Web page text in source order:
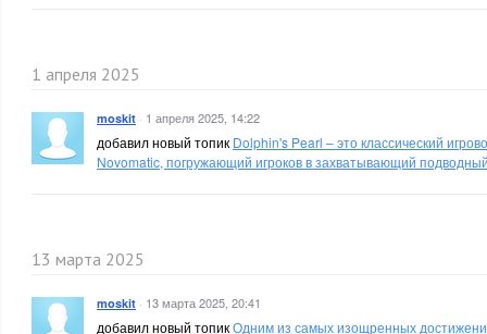
1 апреля 2025
moskit · 1 апреля 2025, 14:22
добавил новый топик Dolphin's Pearl – это классический
Novomatic, погружающий игроков в захватывающий
13 марта 2025
moskit · 13 марта 2025, 20:41
добавил новый топикОдним из самых изощренных